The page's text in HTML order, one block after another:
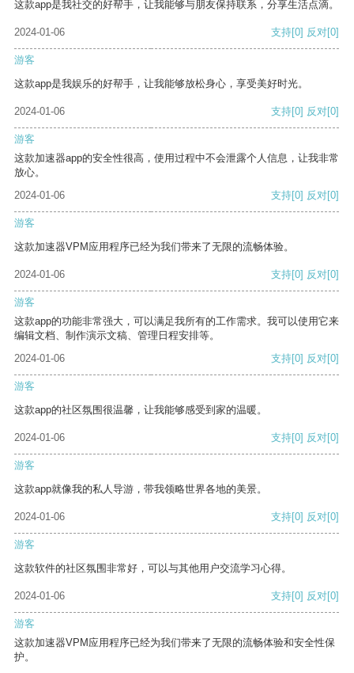
这款app是我社交的好帮手，让我能够与朋友保持联系，分享生活点滴。
2024-01-06 支持[0] 反对[0]
游客
这款app是我娱乐的好帮手，让我能够放松身心，享受美好时光。
2024-01-06 支持[0] 反对[0]
游客
这款加速器app的安全性很高，使用过程中不会泄露个人信息，让我非常
放心。
2024-01-06
支持[0] 反对[0]
游客
这款加速器VPM应用程序已经为我们带来了无限的流畅体验。
2024-01-06 支持[0] 反对[0]
游客
这款app的功能非常强大，可以满足我所有的工作需求。我可以使用它来
编辑文档、制作演示文稿、管理日程安排等。
2024-01-06
支持[0] 反对[0]
游客
这款app的社区氛围很温馨，让我能够感受到家的温暖。
2024-01-06 支持[0] 反对[0]
游客
这款app就像我的私人导游，带我领略世界各地的美景。
2024-01-06 支持[0] 反对[0]
游客
这款软件的社区氛围非常好，可以与其他用户交流学习心得。
2024-01-06 支持[0] 反对[0]
游客
这款加速器VPM应用程序已经为我们带来了无限的流畅体验和安全性保
护。